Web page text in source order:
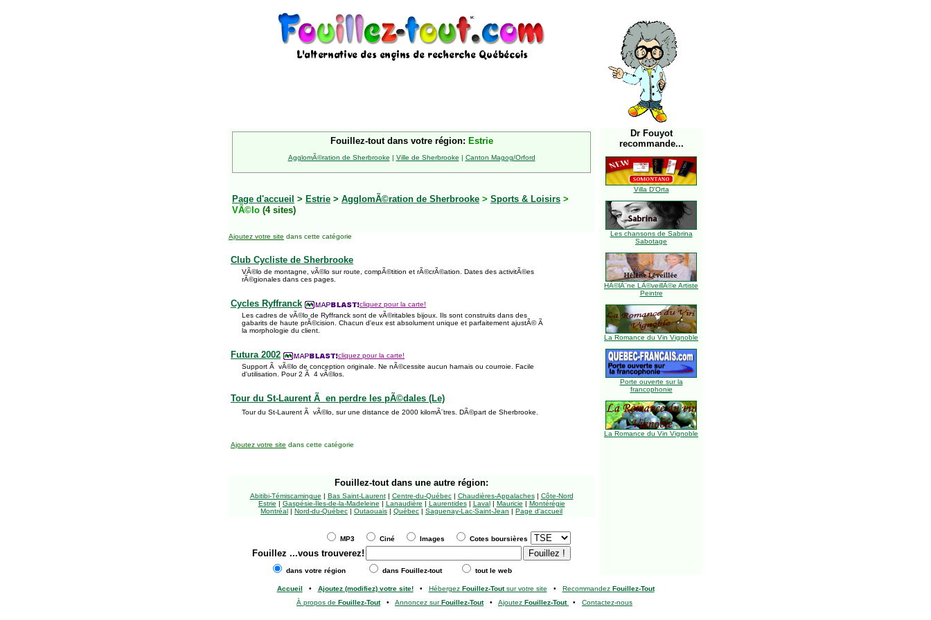
Fouillez-tout dans votre région: Estrie
AgglomÃ©ration de Sherbrooke | Ville de Sherbrooke | Canton Magog/Orford
Page d'accueil > Estrie > AgglomÃ©ration de Sherbrooke > Sports & Loisirs >
VÃ©lo (4 sites)
Ajoutez votre site dans cette catégorie
Club Cycliste de Sherbrooke
VÃ©lo de montagne, vÃ©lo sur route, compÃ©tition et rÃ©crÃ©ation. Dates des activitÃ©es
rÃ©gionales dans ces pages.
Cycles Ryffranck
cliquez pour la carte!
Les cadres de vÃ©lo de Ryffranck sont de vÃ©ritables bijoux. Ils sont construits dans des
gabarits de haute prÃ©cision. Chacun d'eux est absolument unique et parfaitement ajustÃ© Ã
la morphologie du client.
Futura 2002
cliquez pour la carte!
Support Ã vÃ©lo de conception originale. Ne nÃ©cessite aucun harnais ou courroie. Facile
d'utilisation. Pour 2 Ã 4 vÃ©los.
Tour du St-Laurent Ã en perdre les pÃ©dales (Le)
Tour du St-Laurent Ã vÃ©lo, sur une distance de 2000 kilomÃ¨tres. DÃ©part de Sherbrooke.
Dr Fouyot
recommande...
Villa D'Orta
Les chansons de Sabrina
Sabotage
HÃ©lÃ¨ne LÃ©veillÃ©e Artiste
Peintre
La Romance du Vin Vignoble
Porte ouverte sur la
francophonie
La Romance du Vin Vignoble
Ajoutez votre site dans cette catégorie
Fouillez-tout dans une autre région:
Abitibi-Témiscamingue | Bas Saint-Laurent| Centre-du-Québec| Chaudières-Appalaches| Côte-Nord
Estrie | Gaspésie-Îles-de-la-Madeleine | Lanaudière | Laurentides| Laval| Mauricie | Montérégie
Montréal | Nord-du-Québec | Outaouais | Québec | Saguenay-Lac-Saint-Jean | Page d'accueil
MP3 Ciné Images Cotes boursières
Fouillez ...vous trouverez!
dans votre région dans Fouillez-tout tout le web
Accueil • Ajoutez (modifiez) votre site!• Hébergez Fouillez-Toutsur votre site • Recommandez Fouillez-Tout
À propos de Fouillez-Tout• Annoncez surFouillez-Tout• Ajoutez Fouillez-Tout • Contactez-nous